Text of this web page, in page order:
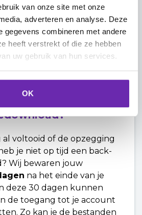
van onze site met onze
adverteren en analyse. Deze
gegevens combineren met andere
heeft verstrekt of die ze hebben
uw gebruik van hun services.
OK
ik een back-up van mijn
al voltooid of de opzegging
je niet op tijd een back-
Wij bewaren jouw
na het einde van je
deze 30 dagen kunnen
de toegang tot je account
Zo kan je de bestanden